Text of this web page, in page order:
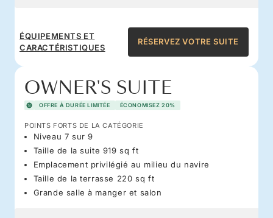
ÉQUIPEMENTS ET
CARACTÉRISTIQUES
RÉSERVEZ VOTRE SUITE
OWNER'S SUITE
OFFRE À DURÉE LIMITÉE ÉCONOMISEZ 20%
POINTS FORTS DE LA CATÉGORIE
Niveau 7 sur 9
Taille de la suite 919 sq ft
Emplacement privilégié au milieu du navire
Taille de la terrasse 220 sq ft
Grande salle à manger et salon